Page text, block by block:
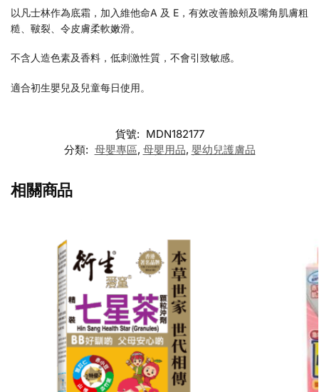
以凡士林作為底霜，加入維他命A 及 E，有效改善臉頰及嘴角肌膚粗
糙、皸裂、令皮膚柔軟嫩滑。
不含人造色素及香料，低刺激性質，不會引致敏感。
適合初生嬰兒及兒童每日使用。
貨號: MDN182177
分類: 母嬰專區, 母嬰用品, 嬰幼兒護膚品
相關商品